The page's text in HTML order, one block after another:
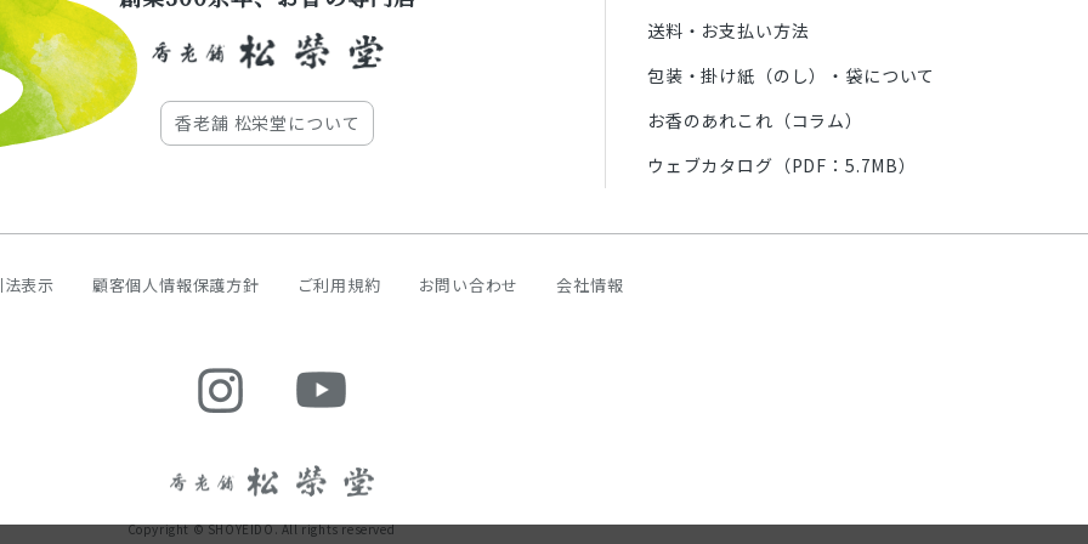
香老舗 松栄堂について
送料・お支払い方法
包装・掛け紙（のし）・袋について
お香のあれこれ（コラム）
ウェブカタログ（PDF：5.7MB）
表示 顧客個人情報保護方針 ご利用規約 お問い合わせ 会社情報
Copyright © SHOYEIDO. All rights reserved